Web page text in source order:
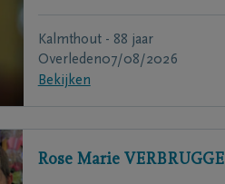
Kalmthout - 88 jaar
Overleden07/08/2026
Bekijken
Rose Marie VERBRUGGE